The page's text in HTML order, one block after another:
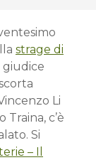
strage di
giudice
Li
Traina, c’è
Si
– Il